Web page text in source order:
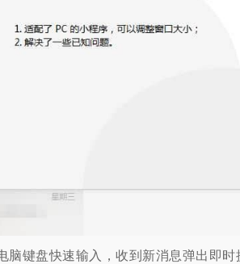
脑键盘快速输入，收到新消息弹出即时